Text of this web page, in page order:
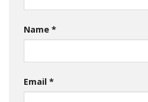
Name *
Email *